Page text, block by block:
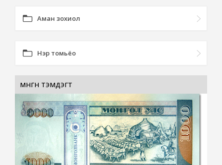
Аман зохиол
Нэр томьёо
мөнгөн тэмдэгт